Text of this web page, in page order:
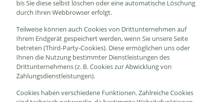
bis Sie diese selbst löschen oder eine automatische Löschung
durch Ihren Webbrowser erfolgt.
Teilweise können auch Cookies von Drittunternehmen auf
Ihrem Endgerät gespeichert werden, wenn Sie unsere Seite
betreten (Third-Party-Cookies). Diese ermöglichen uns oder
Ihnen die Nutzung bestimmter Dienstleistungen des
Drittunternehmens (z. B. Cookies zur Abwicklung von
Zahlungsdienstleistungen).
Cookies haben verschiedene Funktionen. Zahlreiche Cookies